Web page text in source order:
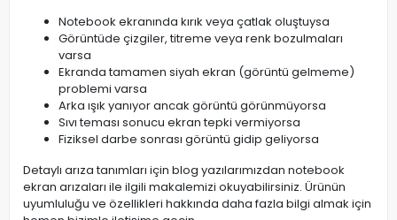
Notebook ekranında kırık veya çatlak oluştuysa
Görüntüde çizgiler, titreme veya renk bozulmaları
varsa
Ekranda tamamen siyah ekran (görüntü gelmeme)
problemi varsa
Arka ışık yanıyor ancak görüntü görünmüyorsa
Sıvı teması sonucu ekran tepki vermiyorsa
Fiziksel darbe sonrası görüntü gidip geliyorsa
Detaylı arıza tanımları için blog yazılarımızdan notebook
ekran arızaları ile ilgili makalemizi okuyabilirsiniz. Ürünün
uyumluluğu ve özellikleri hakkında daha fazla bilgi almak için